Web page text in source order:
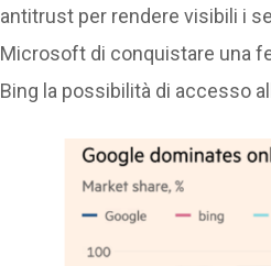
antitrust per rendere visibili i
Microsoft di conquistare una
Bing la possibilità di accesso